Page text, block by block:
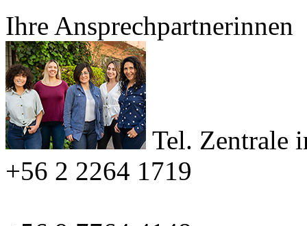
Ihre Ansprechpartnerinnen
Tel. Zentrale
+56 2 2264 1719